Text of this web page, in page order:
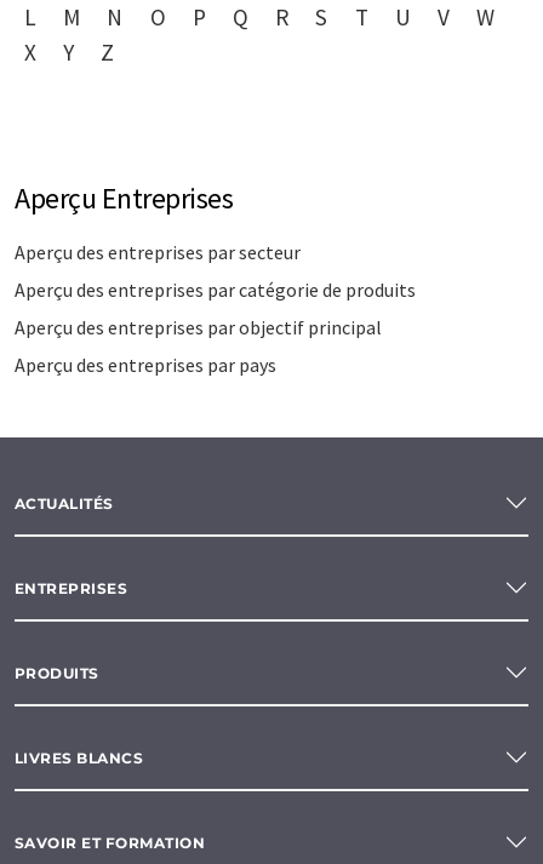
L
M N O P Q R S T U V
W
X
Y Z
Aperçu Entreprises
Aperçu des entreprises par secteur
Aperçu des entreprises par catégorie de produits
Aperçu des entreprises par objectif principal
Aperçu des entreprises par pays
ACTUALITÉS
ENTREPRISES
PRODUITS
LIVRES BLANCS
SAVOIR ET FORMATION